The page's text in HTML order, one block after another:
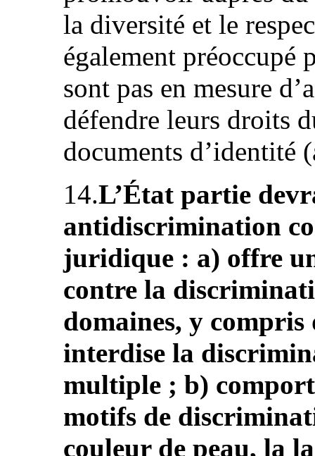
la diversité et le
également préoccupé
sont pas en mesure
défendre leurs droits
documents d’identité
14.L’État partie
antidiscrimination
juridique : a) offre
contre la
domaines, y compris
interdise la
multiple ; b)
motifs de
couleur de peau, la